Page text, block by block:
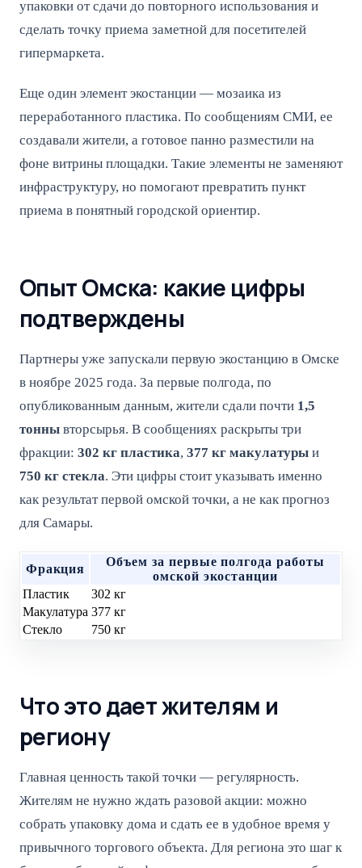
упаковки от сдачи до повторного использования и
сделать точку приема заметной для посетителей
гипермаркета.
Еще один элемент экостанции — мозаика из
переработанного пластика. По сообщениям СМИ, ее
создавали жители, а готовое панно разместили на
фоне витрины площадки. Такие элементы не заменяют
инфраструктуру, но помогают превратить пункт
приема в понятный городской ориентир.
Опыт Омска: какие цифры
подтверждены
Партнеры уже запускали первую экостанцию в Омске
в ноябре 2025 года. За первые полгода, по
опубликованным данным, жители сдали почти 1,5
тонны вторсырья. В сообщениях раскрыты три
фракции: 302 кг пластика, 377 кг макулатуры и
750 кг стекла. Эти цифры стоит указывать именно
как результат первой омской точки, а не как прогноз
для Самары.
Фракция
Объем за первые полгода работы
омской экостанции
Пластик
302 кг
Макулатура 377 кг
Стекло
750 кг
Что это дает жителям и
региону
Главная ценность такой точки — регулярность.
Жителям не нужно ждать разовой акции: можно
собрать упаковку дома и сдать ее в удобное время у
привычного торгового объекта. Для региона это шаг к